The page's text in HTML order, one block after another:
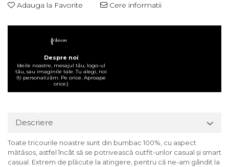
Adauga la Favorite Cere informatii
Despre noi
Ideile noastre, mesajul tău, logo-ul
tău, sau imaginile tale. Tu alegi, noi
îți personalizăm. Pe orice. Aproape
orice:)
Descriere
Toate tricourile noastre sunt din bumbac 100%, cu aspect
mătăsos, astfel încât să se potrivească outfit-urilor casual și smart
casual. Extrem de plăcute la atingere, pentru că ne-am gândit la